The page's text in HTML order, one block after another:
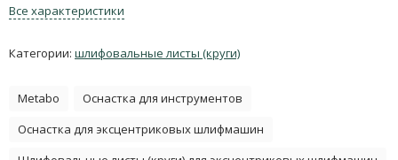
Все характеристики
Категории: шлифовальные листы (круги)
Metabo
Оснастка для инструментов
Оснастка для эксцентриковых шлифмашин